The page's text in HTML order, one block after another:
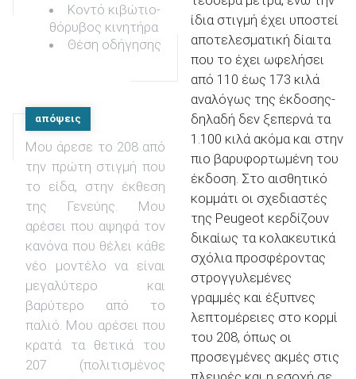
Κοντό κιβώτιο-
θόρυβος κινητήρα
Θέση οδήγησης
απόψεις
Μου άρεσε το 208 από
την πρώτη στιγμή που
το είδα, στην έκθεση
της Γενεύης. Μου
αρέσει που αψηφά τον
κανόνα που θέλει κάθε
νέο μοντέλο να είναι
μεγαλύτερο και
βαρύτερο από το
παλιό. Μου αρέσει που
κρατά τα θετικά του
207 (πολιτισμένος
ίδια στιγμή έχει υποστεί
αποτελεσματική δίαιτα
που το έχει ωφελήσει
από 110 έως 173 κιλά
αναλόγως της έκδοσης-
δηλαδή δεν ξεπερνά τα
1.100 κιλά ακόμα και στην
πιο βαρυφορτωμένη του
έκδοση. Στο αισθητικό
κομμάτι οι σχεδιαστές
της Peugeot κερδίζουν
δικαίως τα κολακευτικά
σχόλια προσφέροντας
στρογγυλεμένες
γραμμές και έξυπνες
λεπτομέρειες στο κορμί
του 208, όπως οι
προσεγμένες ακμές στις